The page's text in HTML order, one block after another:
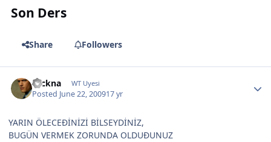
Son Ders
Share Followers
Nickna WT Uyesi
Posted June 22, 200917 yr
YARIN ÖLECEÐİNİZİ BİLSEYDİNİZ,
BUGÜN VERMEK ZORUNDA OLDUÐUNUZ